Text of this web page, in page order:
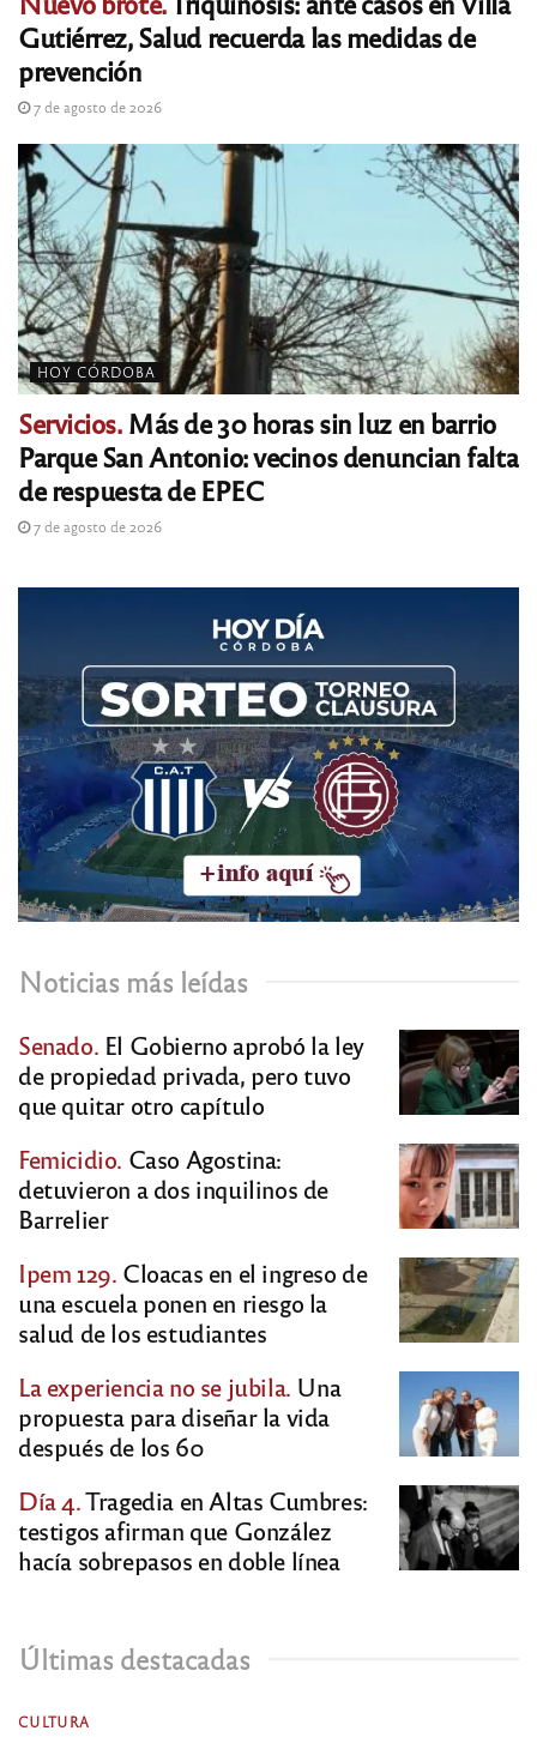
Gutiérrez, Salud recuerda las medidas de
prevención
7 de agosto de 2026
HOY CÓRDOBA
Servicios.Más de 30 horas sin luz en barrio
Parque San Antonio: vecinos denuncian falta
de respuesta de EPEC
7 de agosto de 2026
Noticias más leídas
Senado. El Gobierno aprobó la ley
de propiedad privada, pero tuvo
que quitar otro capítulo
Femicidio. Caso Agostina:
detuvieron a dos inquilinos de
Barrelier
Ipem 129. Cloacas en el ingreso de
una escuela ponen en riesgo la
salud de los estudiantes
La experiencia no se jubila. Una
propuesta para diseñar la vida
después de los 60
Día 4.Tragedia en Altas Cumbres:
testigos afirman que González
hacía sobrepasos en doble línea
Últimas destacadas
CULTURA